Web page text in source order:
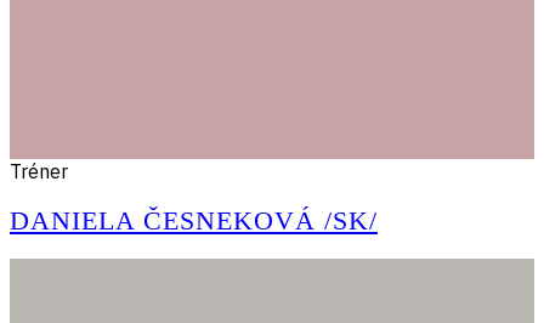
Tréner
DANIELA ČESNEKOVÁ /SK/